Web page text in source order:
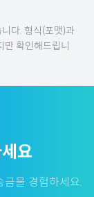
다. 형식(포맷)과
만 확인해드립니
요
을 경험하세요.